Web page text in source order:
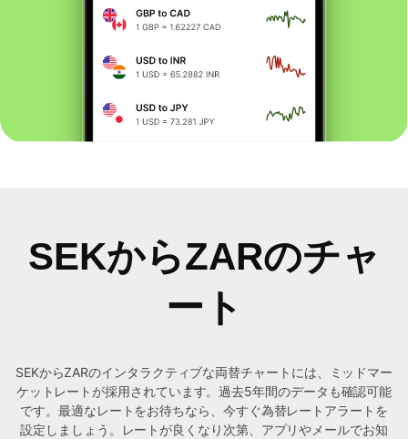
SEKからZARのチャ
ート
SEKからZARのインタラクティブな両替チャートには、ミッドマー
ケットレートが採用されています。過去5年間のデータも確認可能
です。最適なレートをお待ちなら、今すぐ為替レートアラートを
設定しましょう。レートが良くなり次第、アプリやメールでお知